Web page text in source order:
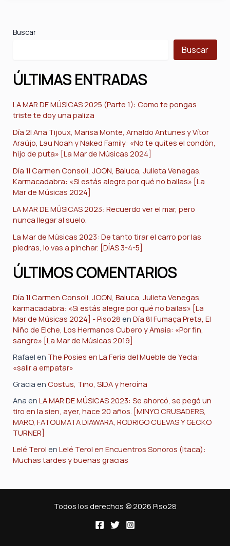
Buscar
Buscar
ÚLTIMAS ENTRADAS
LA MAR DE MÚSICAS 2025 (Parte 1): Como te pongas
triste te doy una paliza
Día 2| Ana Tijoux, Marisa Monte, Arnaldo Antunes y Vítor
Araújo, Lau Noah y Naked Family: «No te quites el condón,
hijo de puta» [La Mar de Músicas 2024]
Día 1| Carmen Consoli, JOON, Baiuca, Julieta Venegas,
Karmacadabra: «Si estás alegre por qué no bailas» [La
Mar de Músicas 2024]
LA MAR DE MÚSICAS 2023: Recuerdo ver el mar, pero
nunca llegar al suelo.
La Mar de Músicas 2023: De tanto tirar el carro por las
piedras, lo vas a pinchar. [DÍAS 3-4-5]
ÚLTIMOS COMENTARIOS
Día 1| Carmen Consoli, JOON, Baiuca, Julieta Venegas,
karmacadabra: «Si estás alegre por qué no bailas» [La
Mar de Músicas 2024] - Piso28 enDía 8| Fumaça Preta, El
Niño de Elche, Los Hermanos Cubero y Amaia: «Por fin,
sangre» [La Mar de Músicas 2019]
Rafael en The Posies en La Feria del Mueble de Yecla:
«salir a empatar»
Gracia enCostus, Tino, SIDA y heroína
Ana enLA MAR DE MÚSICAS 2023: Se ahorcó, se pegó un
tiro en la sien, ayer, hace 20 años. [MINYO CRUSADERS,
MARO, FATOUMATA DIAWARA, RODRIGO CUEVAS Y GECKO
TURNER]
Lelé Terol enLelé Terol en Encuentros Sonoros (Itaca):
Muchas tardes y buenas gracias
Todos los derechos © 2026 Piso28